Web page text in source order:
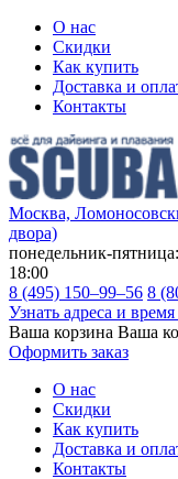
О нас
Скидки
Как купить
Доставка и
Контакты
Москва,
двора)
понедельник-
18:00
8 (495) 150–99–56 8
Узнать адреса и
Ваша корзина Ваша
Оформить заказ
О нас
Скидки
Как купить
Доставка и
Контакты